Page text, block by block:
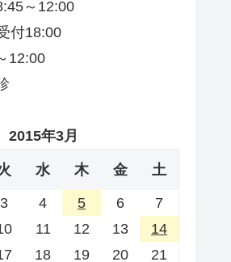
～12:00
付18:00
12:00
2015年3月
水 木 金 土
3 4 5 6
7
11 12 13
14
18 19 20
21